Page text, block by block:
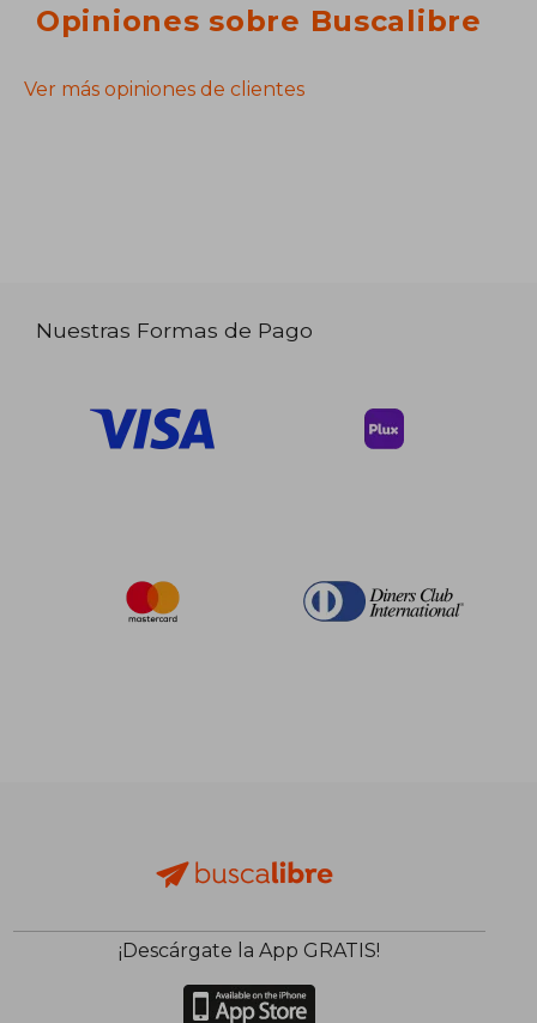
Opiniones sobre Buscalibre
Ver más opiniones de clientes
Nuestras Formas de Pago
¡Descárgate la App GRATIS!